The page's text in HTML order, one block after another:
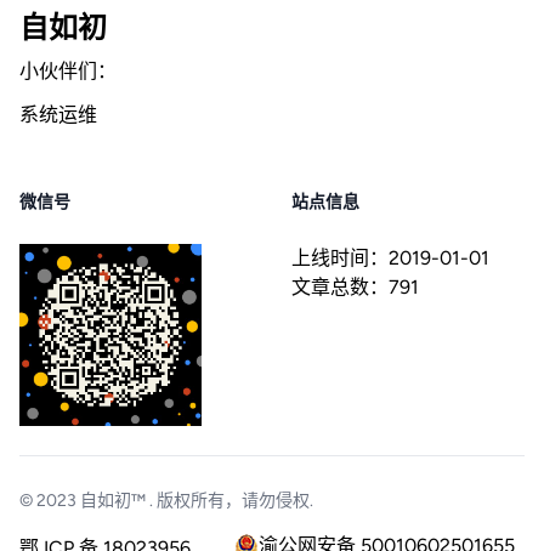
自如初
小伙伴们：
系统运维
微信号 站点信息
上线时间： 2019-01-01
文章总数： 791
© 2023 自如初™. 版权所有，请勿侵权.
渝公网安备 50010602501655